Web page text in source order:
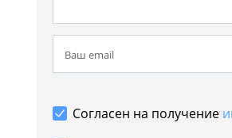
Согласен на получение